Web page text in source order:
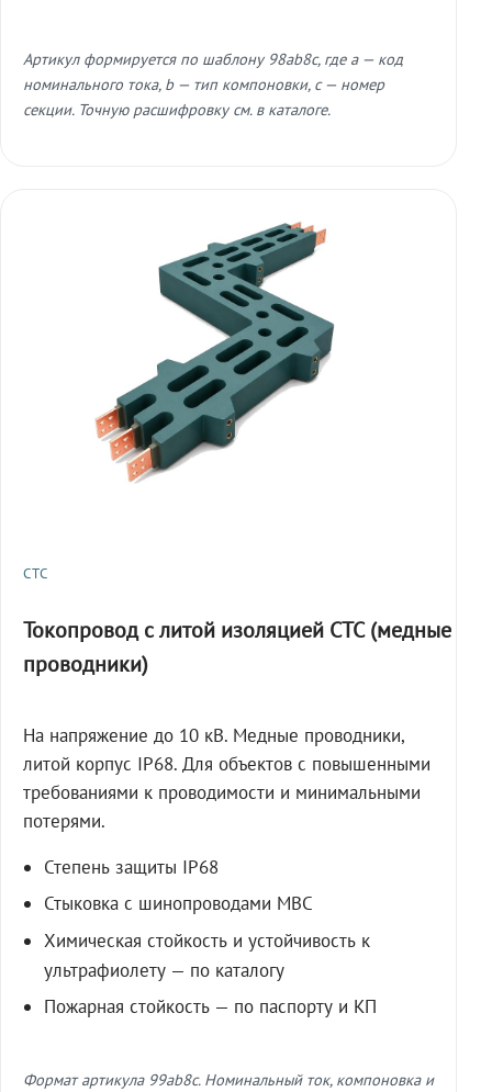
Артикул формируется по шаблону 98ab8c, где a — код
номинального тока, b — тип компоновки, c — номер
секции. Точную расшифровку см. в каталоге.
СТС
Токопровод с литой изоляцией СТС (медные
проводники)
На напряжение до 10 кВ. Медные проводники,
литой корпус IP68. Для объектов с повышенными
требованиями к проводимости и минимальными
потерями.
Степень защиты IP68
Стыковка с шинопроводами МВС
Химическая стойкость и устойчивость к
ультрафиолету — по каталогу
Пожарная стойкость — по паспорту и КП
Формат артикула 99ab8c. Номинальный ток, компоновка и